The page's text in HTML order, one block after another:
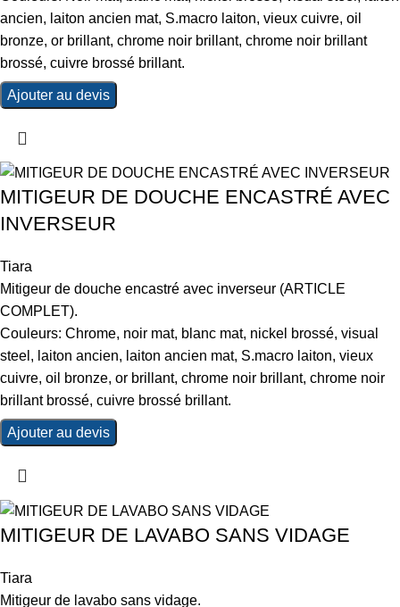
ancien, laiton ancien mat, S.macro laiton, vieux cuivre, oil
bronze, or brillant, chrome noir brillant, chrome noir brillant
brossé, cuivre brossé brillant.
Ajouter au devis
MITIGEUR DE DOUCHE ENCASTRÉ AVEC
INVERSEUR
Tiara
Mitigeur de douche encastré avec inverseur (ARTICLE
COMPLET).
Couleurs: Chrome, noir mat, blanc mat, nickel brossé, visual
steel, laiton ancien, laiton ancien mat, S.macro laiton, vieux
cuivre, oil bronze, or brillant, chrome noir brillant, chrome noir
brillant brossé, cuivre brossé brillant.
Ajouter au devis
MITIGEUR DE LAVABO SANS VIDAGE
Tiara
Mitigeur de lavabo sans vidage.